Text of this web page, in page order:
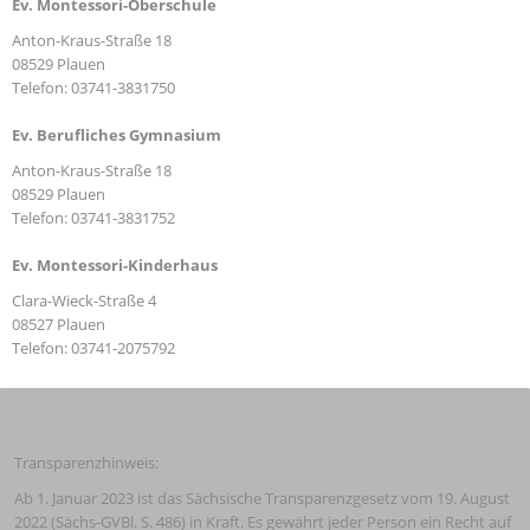
Ev. Montessori-Oberschule
Anton-Kraus-Straße 18
08529 Plauen
Telefon: 03741-3831750
Ev. Berufliches Gymnasium
Anton-Kraus-Straße 18
08529 Plauen
Telefon: 03741-3831752
Ev. Montessori-Kinderhaus
Clara-Wieck-Straße 4
08527 Plauen
Telefon: 03741-2075792
Transparenzhinweis:
Ab 1. Januar 2023 ist das Sächsische Transparenzgesetz vom 19. August
2022 (Sächs-GVBl. S. 486) in Kraft. Es gewährt jeder Person ein Recht auf